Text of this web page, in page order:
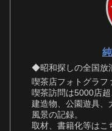
◆昭和探しの全国放
喫茶店フォトグラフ
喫茶訪問は5000店
建造物、公園遊具、
風景の記録。
取材、書籍化等は